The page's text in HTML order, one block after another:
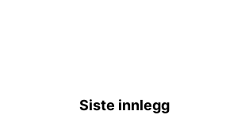
Siste innlegg